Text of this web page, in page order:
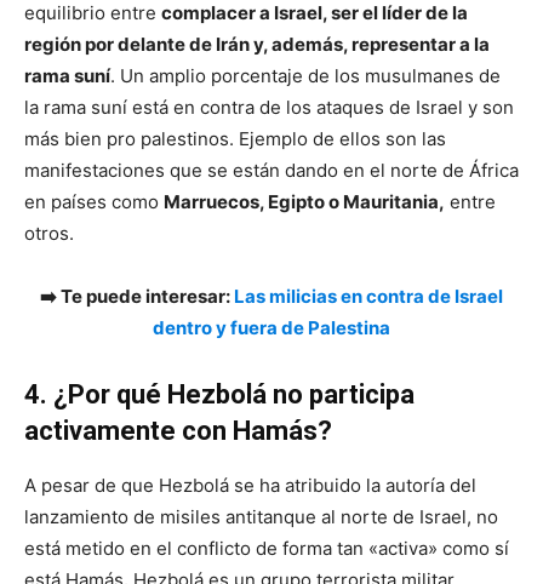
equilibrio entre complacer a Israel, ser el líder de la
región por delante de Irán y, además, representar a la
rama suní. Un amplio porcentaje de los musulmanes de
la rama suní está en contra de los ataques de Israel y son
más bien pro palestinos. Ejemplo de ellos son las
manifestaciones que se están dando en el norte de África
en países como Marruecos, Egipto o Mauritania, entre
otros.
➡️ Te puede interesar: Las milicias en contra de Israel
dentro y fuera de Palestina
4. ¿Por qué Hezbolá no participa
activamente con Hamás?
A pesar de que Hezbolá se ha atribuido la autoría del
lanzamiento de misiles antitanque al norte de Israel, no
está metido en el conflicto de forma tan «activa» como sí